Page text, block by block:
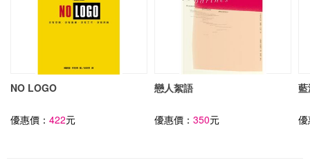
NO LOGO
優惠價： 422元
戀人絮語
優惠價：350元